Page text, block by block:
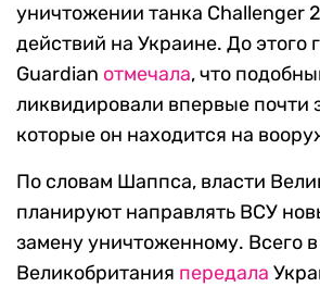
уничтожении танка Challenger
действий на Украине. До этого
Guardian отмечала, что
ликвидировали впервые почти
которые он находится на
По словам Шаппса, власти
планируют направлять ВСУ
замену уничтоженному. Всего
Великобритания передала